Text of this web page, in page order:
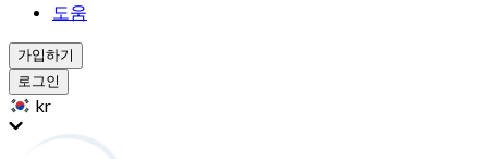
도움
가입하기
로그인
kr